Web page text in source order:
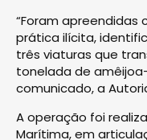
“Foram apreendidas
prática ilícita,
três viaturas que
tonelada de
comunicado, a
A operação foi
Marítima, em